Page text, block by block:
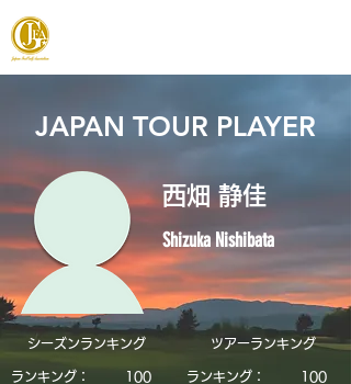
JAPAN TOUR PLAYER
西畑 静佳
Shizuka Nishibata
シーズンランキング
ランキング：
​100
​ツアーランキング
ランキング：
​100